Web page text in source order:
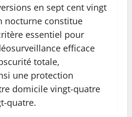
en sept cent vingt
nocturne constitue
essentiel pour
efficace
totale,
une protection
domicile vingt-quatre
quatre.